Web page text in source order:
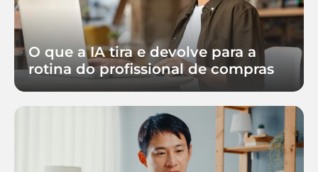
O que a IA tira e devolve para a
rotina do profissional de compras